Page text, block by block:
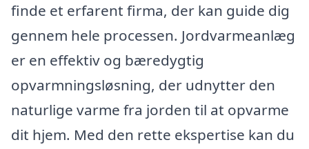
finde et erfarent firma, der kan guide dig
gennem hele processen. Jordvarmeanlæg
er en effektiv og bæredygtig
opvarmningsløsning, der udnytter den
naturlige varme fra jorden til at opvarme
dit hjem. Med den rette ekspertise kan du